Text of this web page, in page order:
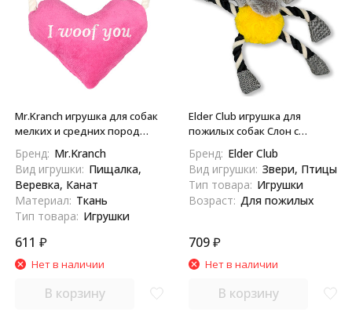
Mr.Kranch игрушка для собак
мелких и средних пород
пищалкой, 15х12х4 см,
розовое
Бренд: Mr.Kranch
Вид игрушки: Пищалка,
Веревка, Канат
Материал: Ткань
Тип товара: Игрушки
611 ₽
Нет в наличии
В корзину
Elder Club игрушка для
пожилых собак Слон с
Бренд: Elder Club
Вид игрушки: Звери, Птицы
Тип товара: Игрушки
Возраст: Для пожилых
709₽
Нет в наличии
В корзину